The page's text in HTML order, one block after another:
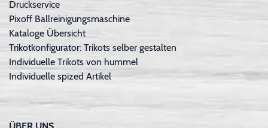
Druckservice
Pixoff Ballreinigungsmaschine
Kataloge Übersicht
Trikotkonfigurator: Trikots selber gestalten
Individuelle Trikots von hummel
Individuelle spized Artikel